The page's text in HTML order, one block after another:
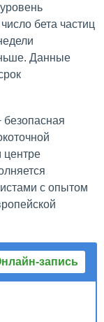
бета частиц
Данные
безопасная
центре
с опытом
запись